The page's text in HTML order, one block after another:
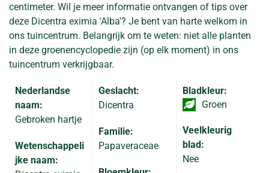
centimeter. Wil je meer informatie ontvangen of tips over
deze Dicentra eximia 'Alba'? Je bent van harte welkom in
ons tuincentrum. Belangrijk om te weten: niet alle planten
in deze groenencyclopedie zijn (op elk moment) in ons
tuincentrum verkrijgbaar.
Nederlandse
naam:
Gebroken hartje
Wetenschappeli
jke naam:
Geslacht:
Dicentra
Familie:
Papaveraceae
Bladkleur:
Groen
Veelkleurig
blad:
Nee